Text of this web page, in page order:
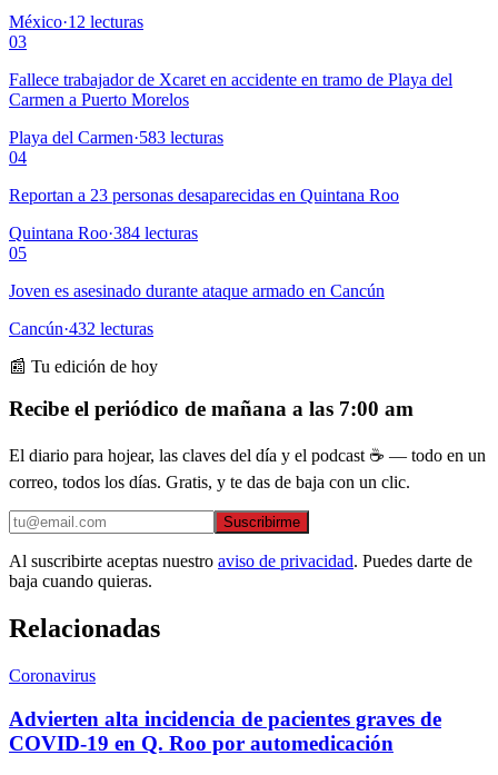
México·12 lecturas
03
Fallece trabajador de Xcaret en accidente en tramo de Playa del
Carmen a Puerto Morelos
Playa del Carmen·583 lecturas
04
Reportan a 23 personas desaparecidas en Quintana Roo
Quintana Roo·384 lecturas
05
Joven es asesinado durante ataque armado en Cancún
Cancún·432 lecturas
📰 Tu edición de hoy
Recibe el periódico de mañana a las 7:00 am
El diario para hojear, las claves del día y el podcast ☕ — todo en un
correo, todos los días. Gratis, y te das de baja con un clic.
Suscribirme
Al suscribirte aceptas nuestro aviso de privacidad. Puedes darte de
baja cuando quieras.
Relacionadas
Coronavirus
Advierten alta incidencia de pacientes graves de
COVID-19 en Q. Roo por automedicación